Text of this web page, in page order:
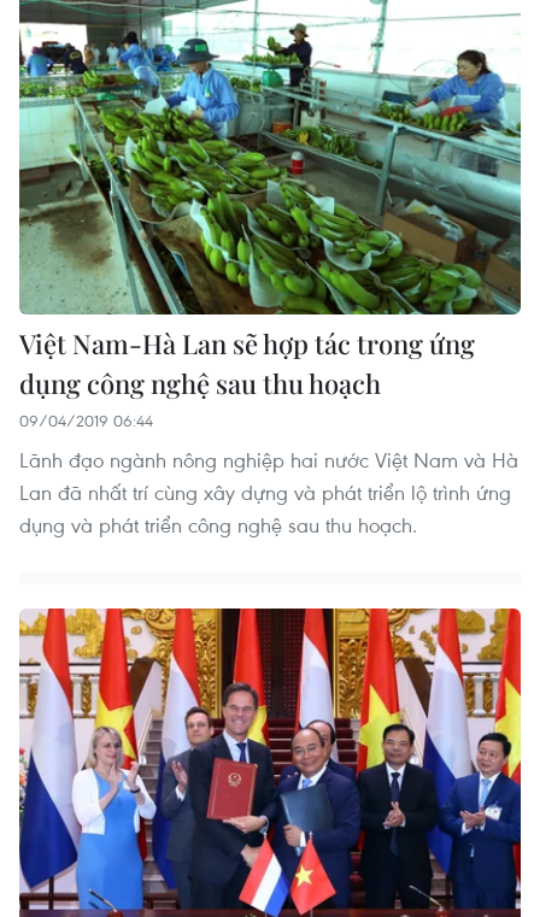
Việt Nam-Hà Lan sẽ hợp tác trong ứng
dụng công nghệ sau thu hoạch
09/04/2019 06:44
Lãnh đạo ngành nông nghiệp hai nước Việt Nam và Hà
Lan đã nhất trí cùng xây dựng và phát triển lộ trình ứng
dụng và phát triển công nghệ sau thu hoạch.